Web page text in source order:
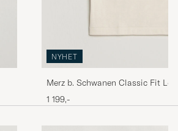
NYHET
Merz b. Schwanen Classic Fit
Shirt Nature
1 199,-